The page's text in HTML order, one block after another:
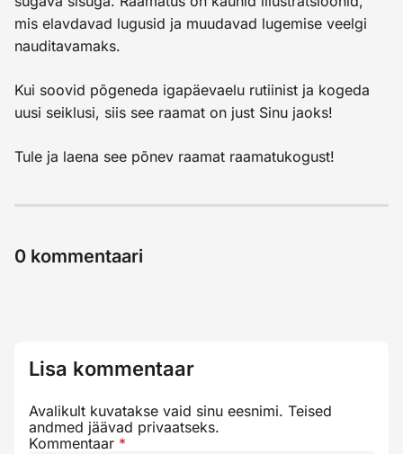
mis elavdavad lugusid ja muudavad lugemise veelgi
nauditavamaks.
Kui soovid põgeneda igapäevaelu rutiinist ja kogeda
uusi seiklusi, siis see raamat on just Sinu jaoks!
Tule ja laena see põnev raamat raamatukogust!
0 kommentaari
Lisa kommentaar
Avalikult kuvatakse vaid sinu eesnimi. Teised
andmed jäävad privaatseks.
Kommentaar *